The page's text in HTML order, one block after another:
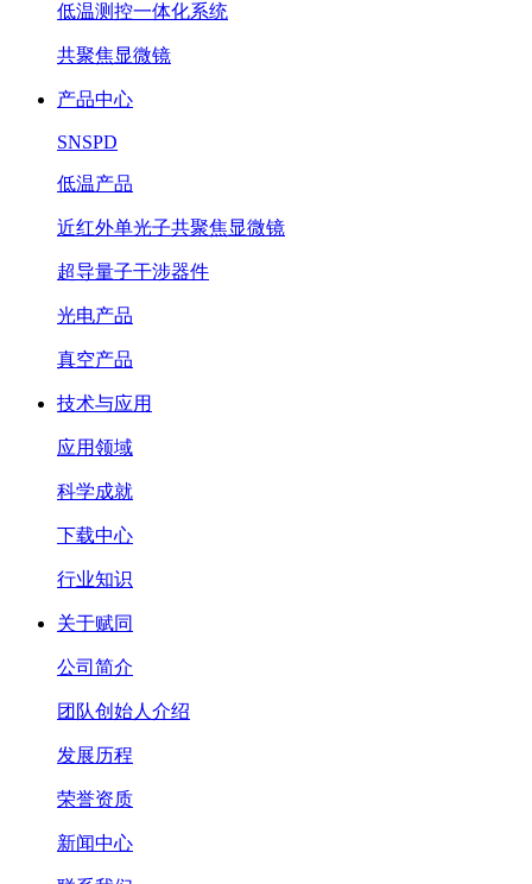
低温测控一体化系统
共聚焦显微镜
产品中心
SNSPD
低温产品
近红外单光子共聚焦显微镜
超导量子干涉器件
光电产品
真空产品
技术与应用
应用领域
科学成就
下载中心
行业知识
关于赋同
公司简介
团队创始人介绍
发展历程
荣誉资质
新闻中心